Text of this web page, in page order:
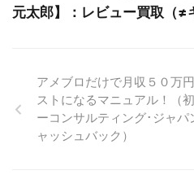
元太郎】：レビュー買取（≠
アメブロだけで月収５０万
ストになるマニュアル！（
ーコンサルティング･ジャ
ャッシュバック）